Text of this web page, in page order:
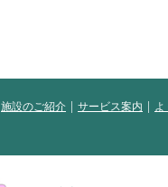
施設のご紹介 サービス案内 よ